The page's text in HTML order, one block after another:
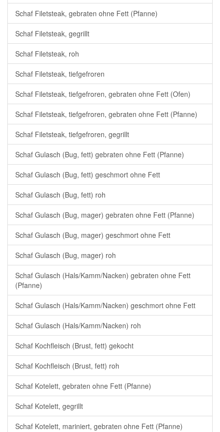
Schaf Filetsteak, gebraten ohne Fett (Pfanne)
Schaf Filetsteak, gegrillt
Schaf Filetsteak, roh
Schaf Filetsteak, tiefgefroren
Schaf Filetsteak, tiefgefroren, gebraten ohne Fett (Ofen)
Schaf Filetsteak, tiefgefroren, gebraten ohne Fett (Pfanne)
Schaf Filetsteak, tiefgefroren, gegrillt
Schaf Gulasch (Bug, fett) gebraten ohne Fett (Pfanne)
Schaf Gulasch (Bug, fett) geschmort ohne Fett
Schaf Gulasch (Bug, fett) roh
Schaf Gulasch (Bug, mager) gebraten ohne Fett (Pfanne)
Schaf Gulasch (Bug, mager) geschmort ohne Fett
Schaf Gulasch (Bug, mager) roh
Schaf Gulasch (Hals/Kamm/Nacken) gebraten ohne Fett
(Pfanne)
Schaf Gulasch (Hals/Kamm/Nacken) geschmort ohne Fett
Schaf Gulasch (Hals/Kamm/Nacken) roh
Schaf Kochfleisch (Brust, fett) gekocht
Schaf Kochfleisch (Brust, fett) roh
Schaf Kotelett, gebraten ohne Fett (Pfanne)
Schaf Kotelett, gegrillt
Schaf Kotelett, mariniert, gebraten ohne Fett (Pfanne)